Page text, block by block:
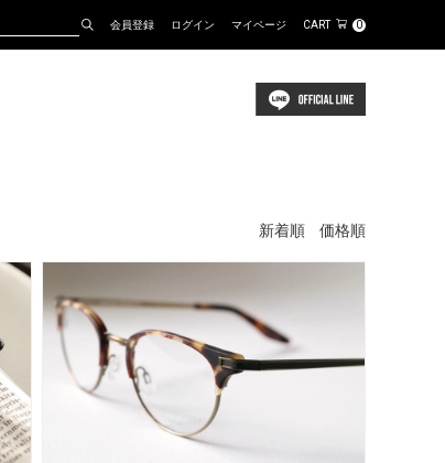
会員登録 ログイン マイページ CART 0
新着順 価格順